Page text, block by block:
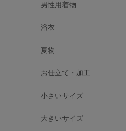
男性用着物
浴衣
夏物
お仕立て・加工
小さいサイズ
大きいサイズ